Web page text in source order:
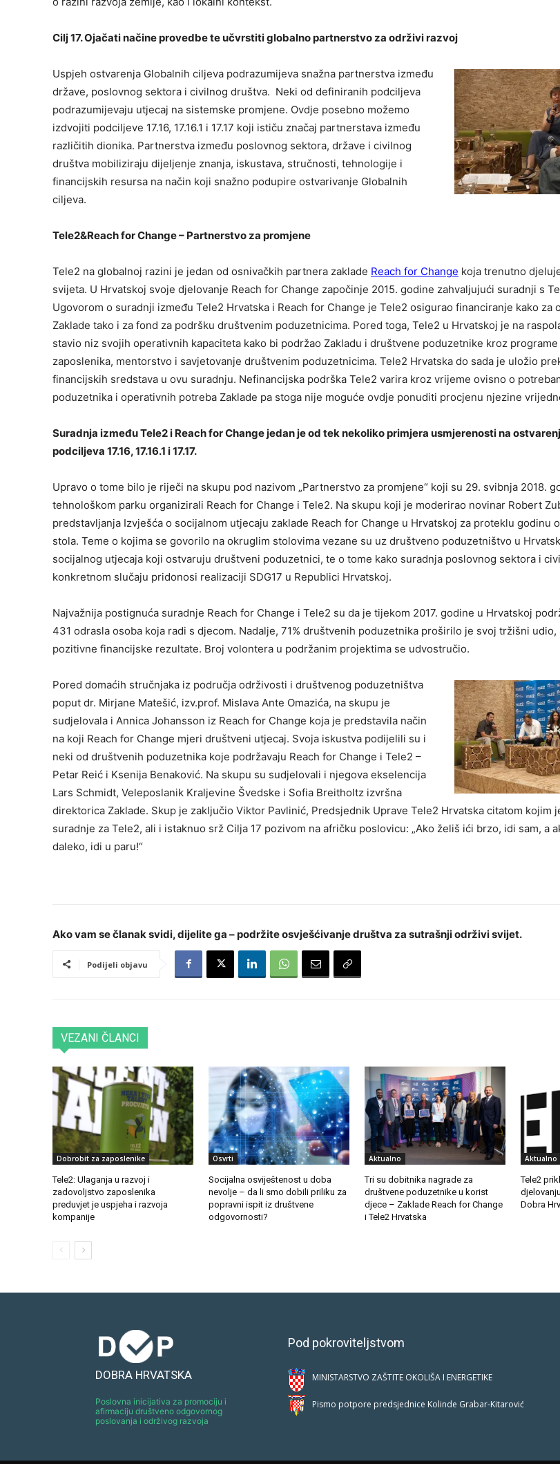
Cilj 17. Ojačati načine provedbe te učvrstiti globalno partnerstvo za održivi razvoj
Uspjeh ostvarenja Globalnih ciljeva podrazumijeva snažna partnerstva između
države, poslovnog sektora i civilnog društva. Neki od definiranih podciljeva
podrazumijevaju utjecaj na sistemske promjene. Ovdje posebno možemo
izdvojiti podciljeve 17.16, 17.16.1 i 17.17 koji ističu značaj partnerstava između
različitih dionika. Partnerstva između poslovnog sektora, države i civilnog
društva mobiliziraju dijeljenje znanja, iskustava, stručnosti, tehnologije i
financijskih resursa na način koji snažno podupire ostvarivanje Globalnih
ciljeva.
Tele2&Reach for Change – Partnerstvo za promjene
Tele2 na globalnoj razini je jedan od osnivačkih partnera zaklade Reach for Change koja trenutno
svijeta. U Hrvatskoj svoje djelovanje Reach for Change započinje 2015. godine zahvaljujući suradnji s
Ugovorom o suradnji između Tele2 Hrvatska i Reach for Change je Tele2 osigurao financiranje kako za
Zaklade tako i za fond za podršku društvenim poduzetnicima. Pored toga, Tele2 u Hrvatskoj je na
stavio niz svojih operativnih kapaciteta kako bi podržao Zakladu i društvene poduzetnike kroz
zaposlenika, mentorstvo i savjetovanje društvenim poduzetnicima. Tele2 Hrvatska do sada je uložio
financijskih sredstava u ovu suradnju. Nefinancijska podrška Tele2 varira kroz vrijeme ovisno o
poduzetnika i operativnih potreba Zaklade pa stoga nije moguće ovdje ponuditi procjenu njezine
Suradnja između Tele2 i Reach for Change jedan je od tek nekoliko primjera usmjerenosti na
podciljeva 17.16, 17.16.1 i 17.17.
Upravo o tome bilo je riječi na skupu pod nazivom „Partnerstvo za promjene“ koji su 29. svibnja 2018.
tehnološkom parku organizirali Reach for Change i Tele2. Na skupu koji je moderirao novinar Robert
predstavljanja Izvješća o socijalnom utjecaju zaklade Reach for Change u Hrvatskoj za proteklu godinu
stola. Teme o kojima se govorilo na okruglim stolovima vezane su uz društveno poduzetništvo u
socijalnog utjecaja koji ostvaruju društveni poduzetnici, te o tome kako suradnja poslovnog sektora i
konkretnom slučaju pridonosi realizaciji SDG17 u Republici Hrvatskoj.
Najvažnija postignuća suradnje Reach for Change i Tele2 su da je tijekom 2017. godine u Hrvatskoj
431 odrasla osoba koja radi s djecom. Nadalje, 71% društvenih poduzetnika proširilo je svoj tržišni
pozitivne financijske rezultate. Broj volontera u podržanim projektima se udvostručio.
Pored domaćih stručnjaka iz područja održivosti i društvenog poduzetništva
poput dr. Mirjane Matešić, izv.prof. Mislava Ante Omazića, na skupu je
sudjelovala i Annica Johansson iz Reach for Change koja je predstavila način
na koji Reach for Change mjeri društveni utjecaj. Svoja iskustva podijelili su i
neki od društvenih poduzetnika koje podržavaju Reach for Change i Tele2 –
Petar Reić i Ksenija Benaković. Na skupu su sudjelovali i njegova ekselencija
Lars Schmidt, Veleposlanik Kraljevine Švedske i Sofia Breitholtz izvršna
direktorica Zaklade. Skup je zaključio Viktor Pavlinić, Predsjednik Uprave Tele2 Hrvatska citatom kojim
suradnje za Tele2, ali i istaknuo srž Cilja 17 pozivom na afričku poslovicu: „Ako želiš ići brzo, idi sam, a
daleko, idi u paru!“
Ako vam se članak svidi, dijelite ga – podržite osvješćivanje društva za sutrašnji održivi svijet.
Podijeli objavu
VEZANI ČLANCI
Dobrobit za zaposlenike
Tele2: Ulaganja u razvoj i
zadovoljstvo zaposlenika
preduvjet je uspjeha i razvoja
kompanije
Osvrti
Socijalna osviještenost u doba
nevolje – da li smo dobili priliku za
popravni ispit iz društvene
odgovornosti?
Aktualno
Tri su dobitnika nagrade za
društvene poduzetnike u korist
djece – Zaklade Reach for Change
i Tele2 Hrvatska
Aktualno
Tele2
Dobra
DOBRA HRVATSKA
Poslovna inicijativa za promociju i
afirmaciju društveno odgovornog
poslovanja i održivog razvoja
Pod pokroviteljstvom
MINISTARSTVO ZAŠTITE OKOLIŠA I ENERGETIKE
Pismo potpore predsjednice Kolinde Grabar-Kitarović